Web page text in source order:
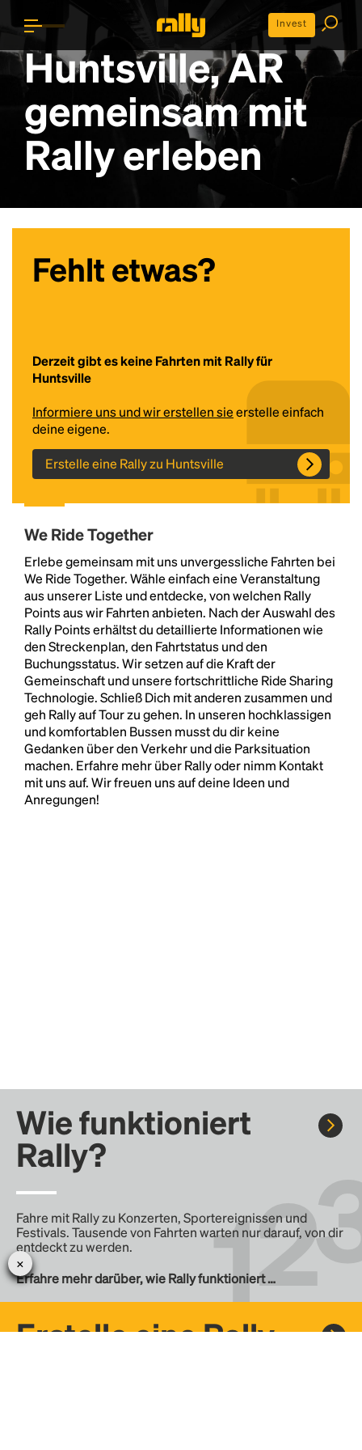
Invest
Huntsville, AR
gemeinsam mit
Rally erleben
Fehlt etwas?
Derzeit gibt es keine Fahrten mit Rally für
Huntsville
Informiere uns und wir erstellen sieerstelle einfach
deine eigene.
Erstelle eine Rally zu Huntsville
We Ride Together
Erlebe gemeinsam mit uns unvergessliche Fahrten bei
We Ride Together. Wähle einfach eine Veranstaltung
aus unserer Liste und entdecke, von welchen Rally
Points aus wir Fahrten anbieten. Nach der Auswahl des
Rally Points erhältst du detaillierte Informationen wie
den Streckenplan, den Fahrtstatus und den
Buchungsstatus. Wir setzen auf die Kraft der
Gemeinschaft und unsere fortschrittliche Ride Sharing
Technologie. Schließ Dich mit anderen zusammen und
geh Rally auf Tour zu gehen. In unseren hochklassigen
und komfortablen Bussen musst du dir keine
Gedanken über den Verkehr und die Parksituation
machen. Erfahre mehr über Rally oder nimm Kontakt
mit uns auf. Wir freuen uns auf deine Ideen und
Anregungen!
Wie funktioniert
Rally?
Fahre mit Rally zu Konzerten, Sportereignissen und
Festivals. Tausende von Fahrten warten nur darauf, von dir
entdeckt zu werden.
Erfahre mehr darüber, wie Rally funktioniert …
Erstelle eine Rally
Headline
Lorem Ipsum is simply dummy text of the printing
and typesetting industry.Lorem Ipsum has been the
industry's standarddummy text ever since the
1500s, when an unknown printer took a galley of
type and scrambled it to make a type specimen
book. It has survived not only five centuries, but also
the leap into electronic typesetting, remaining
essentially unchanged.